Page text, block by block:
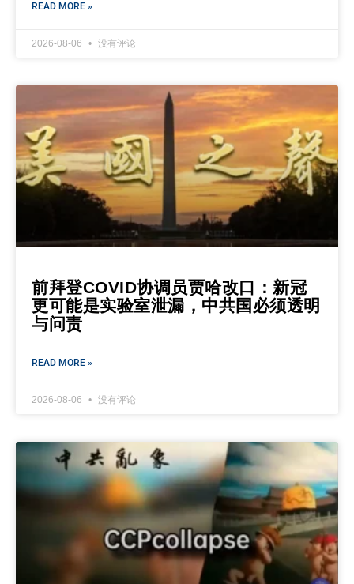
READ MORE »
2026-08-06 没有评论
前拜登COVID协调员贾哈改口：新冠
更可能是实验室泄漏，中共国必须透明
与问责
READ MORE »
2026-08-06 没有评论